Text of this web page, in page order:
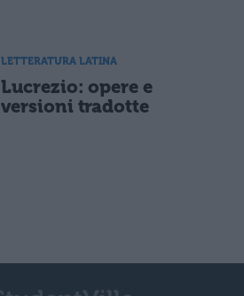
LETTERATURA LATINA
Lucrezio: opere e
versioni tradotte